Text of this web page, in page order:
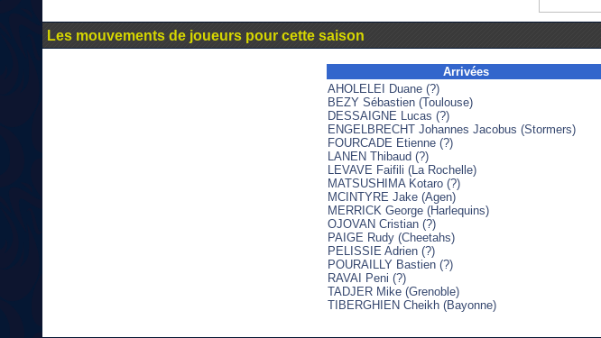
Les mouvements de joueurs pour cette saison
Arrivées
AHOLELEI Duane (?)
BEZY Sébastien (Toulouse)
DESSAIGNE Lucas (?)
ENGELBRECHT Johannes Jacobus (Stormers)
FOURCADE Etienne (?)
LANEN Thibaud (?)
LEVAVE Faifili (La Rochelle)
MATSUSHIMA Kotaro (?)
MCINTYRE Jake (Agen)
MERRICK George (Harlequins)
OJOVAN Cristian (?)
PAIGE Rudy (Cheetahs)
PELISSIE Adrien (?)
POURAILLY Bastien (?)
RAVAI Peni (?)
TADJER Mike (Grenoble)
TIBERGHIEN Cheikh (Bayonne)